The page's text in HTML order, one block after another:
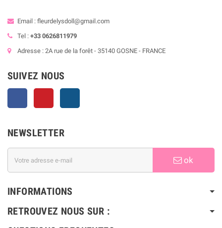
Email : fleurdelysdoll@gmail.com
Tel : +33 0626811979
Adresse : 2A rue de la forêt - 35140 GOSNE - FRANCE
SUIVEZ NOUS
NEWSLETTER
ok
INFORMATIONS
RETROUVEZ NOUS SUR :